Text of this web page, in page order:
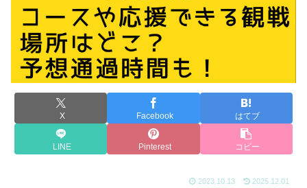
X Facebook はてブ
LINE Pinterest コピー
2023.10.13 2025.12.01